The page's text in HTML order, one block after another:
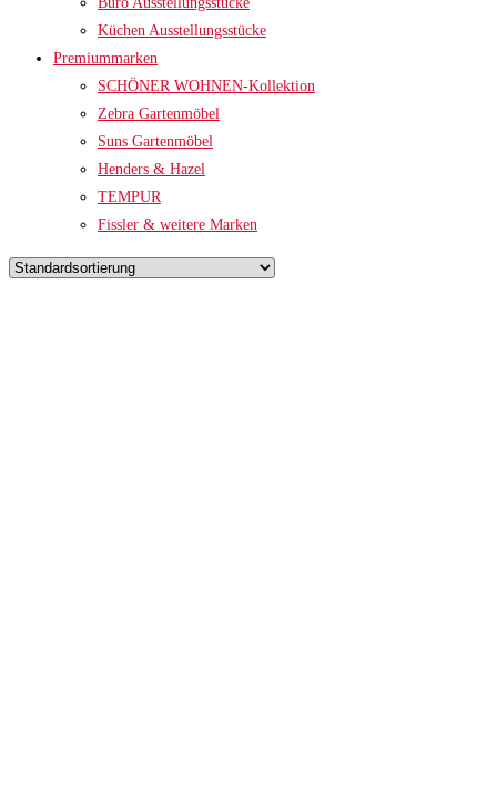
Küchen Ausstellungsstücke
Premiummarken
SCHÖNER WOHNEN-Kollektion
Zebra Gartenmöbel
Suns Gartenmöbel
Henders & Hazel
TEMPUR
Fissler & weitere Marken